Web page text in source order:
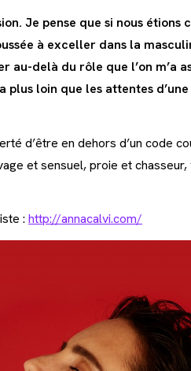
Je pense que si nous étions
à exceller dans la
au-delà du rôle que l’on m’a
plus loin que les attentes
d’être en dehors d’un code
et sensuel, proie et
: http://annacalvi.com/